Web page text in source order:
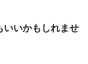
いいかもしれませ